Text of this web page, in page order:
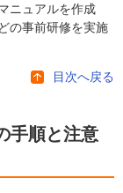
ニュアルを作成
の事前研修を実施
目次へ戻る
手順と注意